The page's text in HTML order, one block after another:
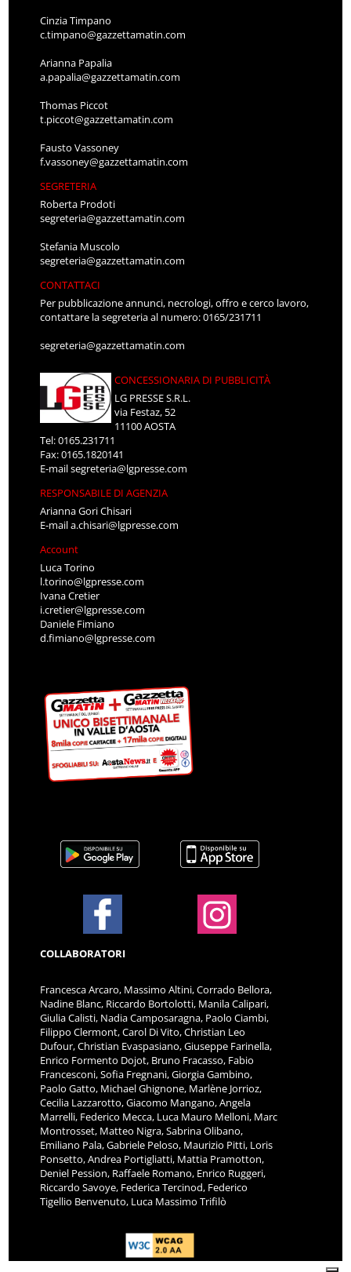
Cinzia Timpano
c.timpano@gazzettamatin.com
Arianna Papalia
a.papalia@gazzettamatin.com
Thomas Piccot
t.piccot@gazzettamatin.com
Fausto Vassoney
f.vassoney@gazzettamatin.com
SEGRETERIA
Roberta Prodoti
segreteria@gazzettamatin.com
Stefania Muscolo
segreteria@gazzettamatin.com
CONTATTACI
Per pubblicazione annunci, necrologi, offro e cerco lavoro,
contattare la segreteria al numero: 0165/231711
segreteria@gazzettamatin.com
CONCESSIONARIA DI PUBBLICITÀ
LG PRESSE S.R.L.
via Festaz, 52
11100 AOSTA
Tel: 0165.231711
Fax: 0165.1820141
E-mailsegreteria@lgpresse.com
RESPONSABILE DI AGENZIA
Arianna Gori Chisari
E-maila.chisari@lgpresse.com
Account
Luca Torino
l.torino@lgpresse.com
Ivana Cretier
i.cretier@lgpresse.com
Daniele Fimiano
d.fimiano@lgpresse.com
COLLABORATORI
Francesca Arcaro, Massimo Altini, Corrado Bellora,
Nadine Blanc, Riccardo Bortolotti, Manila Calipari,
Giulia Calisti, Nadia Camposaragna, Paolo Ciambi,
Filippo Clermont, Carol Di Vito, Christian Leo
Dufour, Christian Evaspasiano, Giuseppe Farinella,
Enrico Formento Dojot, Bruno Fracasso, Fabio
Francesconi, Sofia Fregnani, Giorgia Gambino,
Paolo Gatto, Michael Ghignone, Marlène Jorrioz,
Cecilia Lazzarotto, Giacomo Mangano, Angela
Marrelli, Federico Mecca, Luca Mauro Melloni, Marc
Montrosset, Matteo Nigra, Sabrina Olibano,
Emiliano Pala, Gabriele Peloso, Maurizio Pitti, Loris
Ponsetto, Andrea Portigliatti, Mattia Pramotton,
Deniel Pession, Raffaele Romano, Enrico Ruggeri,
Riccardo Savoye, Federica Tercinod, Federico
Tigellio Benvenuto, Luca Massimo Trifilò